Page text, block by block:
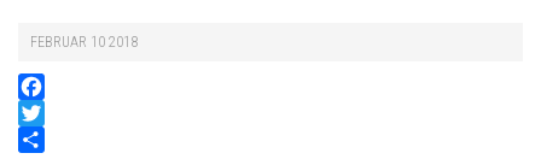
FEBRUAR 10 2018
Facebook
Twitter